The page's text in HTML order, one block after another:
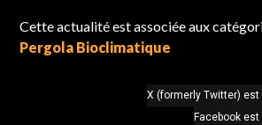
Cette actualité est associée aux
Pergola Bioclimatique
X (formerly Twitter)
Facebook